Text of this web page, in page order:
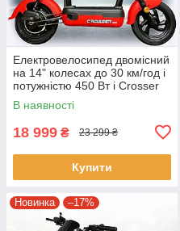
Електровелосипед двомісний
на 14" колесах до 30 км/год і
потужністю 450 Вт і Crosser
Mini Червоний
В наявності
18 999 ₴ 23 299 ₴
Купити
Новинка –17%